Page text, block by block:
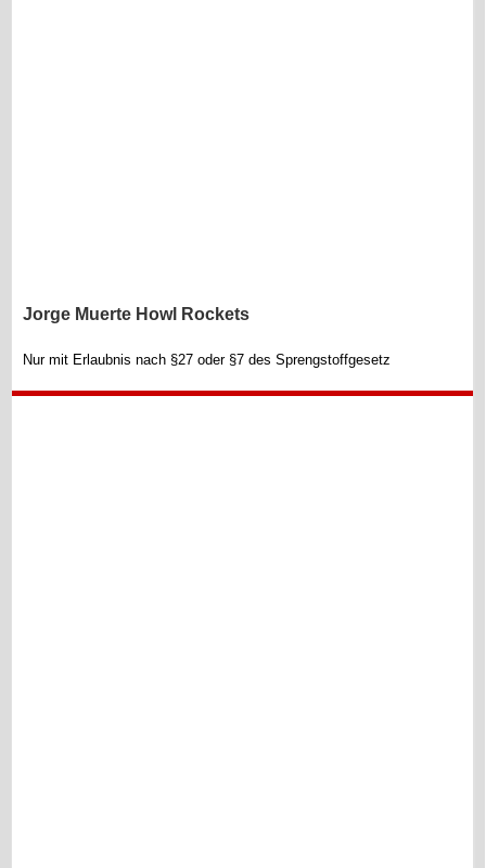
Jorge Muerte Howl Rockets
Nur mit Erlaubnis nach §27 oder §7 des Sprengstoffgesetz